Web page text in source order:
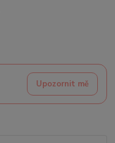
Upozornit mě